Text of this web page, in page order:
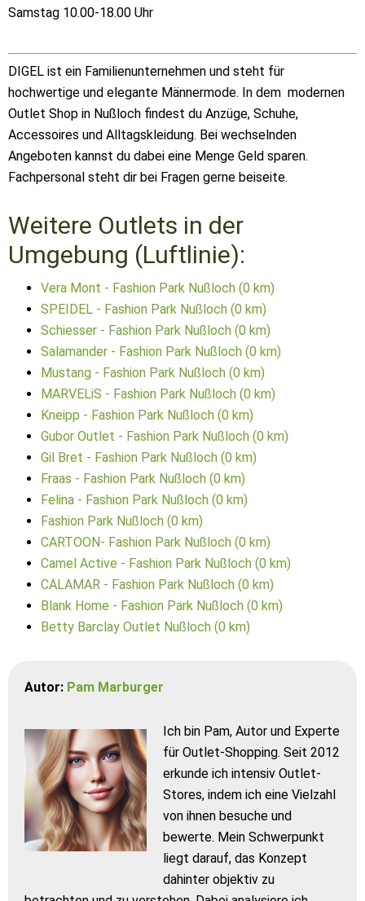
Samstag 10.00-18.00 Uhr
DIGEL ist ein Familienunternehmen und steht für
hochwertige und elegante Männermode. In dem modernen
Outlet Shop in Nußloch findest du Anzüge, Schuhe,
Accessoires und Alltagskleidung. Bei wechselnden
Angeboten kannst du dabei eine Menge Geld sparen.
Fachpersonal steht dir bei Fragen gerne beiseite.
Weitere Outlets in der
Umgebung (Luftlinie):
Vera Mont - Fashion Park Nußloch (0 km)
SPEIDEL - Fashion Park Nußloch (0 km)
Schiesser - Fashion Park Nußloch (0 km)
Salamander - Fashion Park Nußloch (0 km)
Mustang - Fashion Park Nußloch (0 km)
MARVELiS - Fashion Park Nußloch (0 km)
Kneipp - Fashion Park Nußloch (0 km)
Gubor Outlet - Fashion Park Nußloch (0 km)
Gil Bret - Fashion Park Nußloch (0 km)
Fraas - Fashion Park Nußloch (0 km)
Felina - Fashion Park Nußloch (0 km)
Fashion Park Nußloch (0 km)
CARTOON- Fashion Park Nußloch (0 km)
Camel Active - Fashion Park Nußloch (0 km)
CALAMAR - Fashion Park Nußloch (0 km)
Blank Home - Fashion Park Nußloch (0 km)
Betty Barclay Outlet Nußloch (0 km)
Autor: Pam Marburger
Ich bin Pam, Autor und Experte
für Outlet-Shopping. Seit 2012
erkunde ich intensiv Outlet-
Stores, indem ich eine Vielzahl
von ihnen besuche und
bewerte. Mein Schwerpunkt
liegt darauf, das Konzept
dahinter objektiv zu